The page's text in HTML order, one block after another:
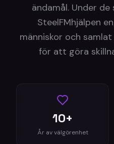
ändamål. Under
SteelFMhjälpen
människor och
för att göra
10+
År av välgörenhet